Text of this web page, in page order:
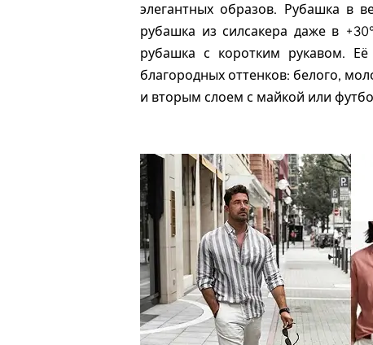
элегантных образов. Рубашка в
рубашка из силсакера даже в
рубашка с коротким рукавом.
благородных оттенков: белого,
и вторым слоем с майкой или